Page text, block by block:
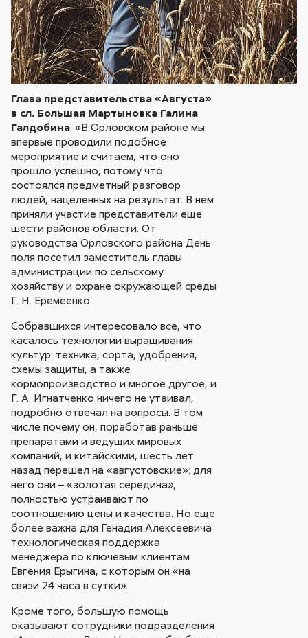
Глава представительства «Августа»
в сл. Большая Мартыновка Галина
Галдобина: «В Орловском районе мы
впервые проводили подобное
мероприятие и считаем, что оно
прошло успешно, потому что
состоялся предметный разговор
людей, нацеленных на результат. В нем
приняли участие представители еще
шести районов области. От
руководства Орловского района День
поля посетил заместитель главы
администрации по сельскому
хозяйству и охране окружающей среды
Г. Н. Еремеенко.
Собравшихся интересовало все, что
касалось технологии выращивания
культур: техника, сорта, удобрения,
схемы защиты, а также
кормопроизводство и многое другое, и
Г. А. Игнатченко ничего не утаивал,
подробно отвечал на вопросы. В том
числе почему он, поработав раньше
препаратами и ведущих мировых
компаний, и китайскими, шесть лет
назад перешел на «августовские»: для
него они – «золотая середина»,
полностью устраивают по
соотношению цены и качества. Но еще
более важна для Генадия Алексеевича
технологическая поддержка
менеджера по ключевым клиентам
Евгения Ерыгина, с которым он «на
связи 24 часа в сутки».
Кроме того, большую помощь
оказывают сотрудники подразделения